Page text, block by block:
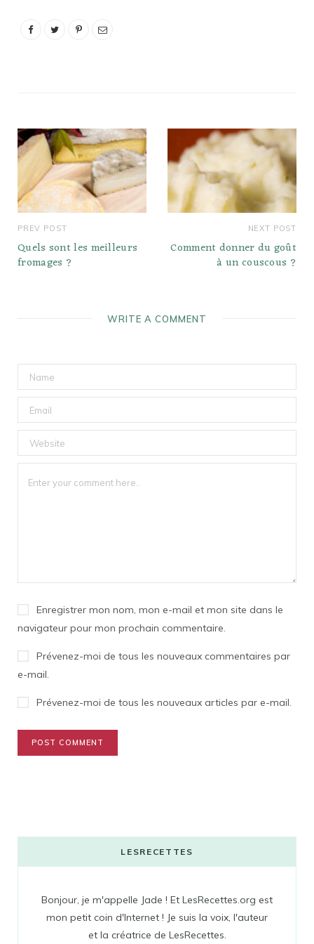
PREV POST
Quels sont les meilleurs
fromages ?
NEXT POST
Comment donner du goût
à un couscous ?
WRITE A COMMENT
Enregistrer mon nom, mon e-mail et mon site dans le
navigateur pour mon prochain commentaire.
Prévenez-moi de tous les nouveaux commentaires par
e-mail.
Prévenez-moi de tous les nouveaux articles par e-mail.
LESRECETTES
Bonjour, je m'appelle Jade ! Et LesRecettes.org est
mon petit coin d'Internet ! Je suis la voix, l'auteur
et la créatrice de LesRecettes.